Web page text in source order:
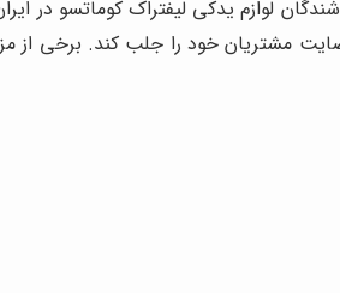
لوازم یدکی لیفتراک کوماتسو در
مشتریان خود را جلب کند. برخی از